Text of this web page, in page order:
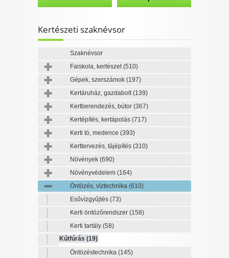
Kertészeti szaknévsor
Szaknévsor
Faiskola, kertészet(510)
Gépek, szerszámok (197)
Kertáruház, gazdabolt(139)
Kertberendezés, bútor (367)
Kertépítés, kertápolás (717)
Kerti tó, medence (393)
Kerttervezés, tájépítés (310)
Növények (690)
Növényvédelem (164)
Öntözés, víztechnika (610)
Esővízgyűjtés (73)
Kerti öntözőrendszer (158)
Kerti tartály (58)
Kútfúrás (19)
Öntözéstechnika (145)